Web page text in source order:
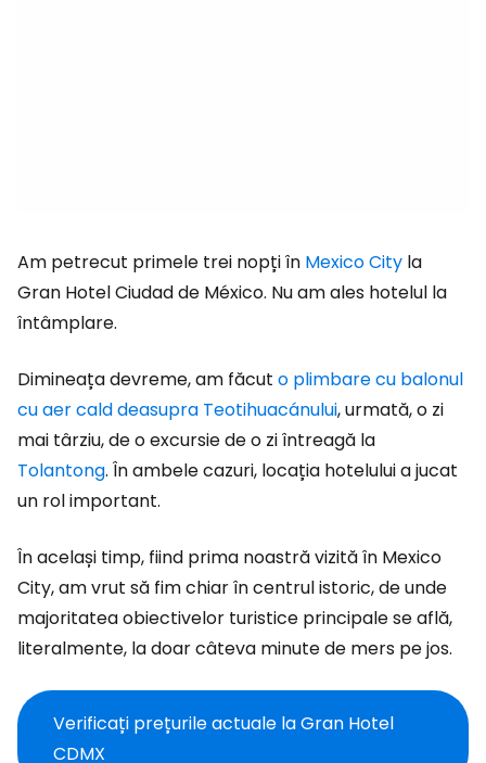
Am petrecut primele trei nopți în Mexico City la
Gran Hotel Ciudad de México. Nu am ales hotelul la
întâmplare.
Dimineața devreme, am făcut o plimbare cu balonul
cu aer cald deasupra Teotihuacánului, urmată, o zi
mai târziu, de o excursie de o zi întreagă la
Tolantong. În ambele cazuri, locația hotelului a jucat
un rol important.
În același timp, fiind prima noastră vizită în Mexico
City, am vrut să fim chiar în centrul istoric, de unde
majoritatea obiectivelor turistice principale se află,
literalmente, la doar câteva minute de mers pe jos.
Verificați prețurile actuale la Gran Hotel
CDMX